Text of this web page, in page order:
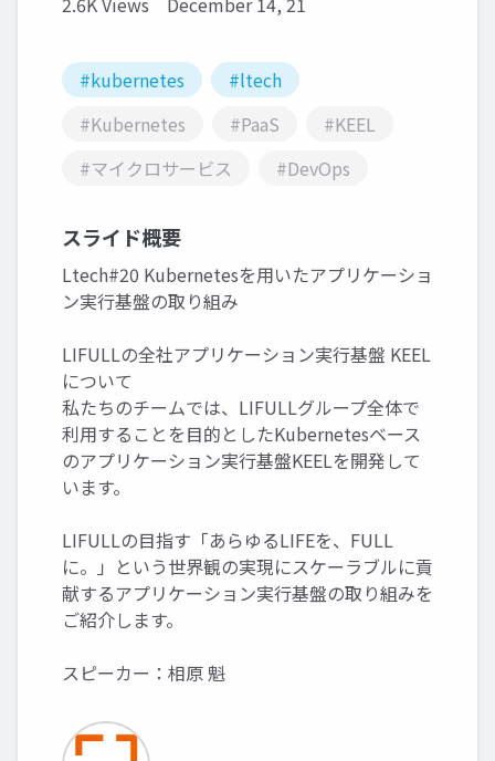
#kubernetes
#ltech
#Kubernetes
#PaaS
#KEEL
#マイクロサービス
#DevOps
スライド概要
Ltech#20 Kubernetesを用いたアプリケーショ
ン実行基盤の取り組み
LIFULLの全社アプリケーション実行基盤 KEEL
について
私たちのチームでは、LIFULLグループ全体で
利用することを目的としたKubernetesベース
のアプリケーション実行基盤KEELを開発して
います。
LIFULLの目指す「あらゆるLIFEを、FULL
に。」という世界観の実現にスケーラブルに貢
献するアプリケーション実行基盤の取り組みを
ご紹介します。
スピーカー：相原 魁